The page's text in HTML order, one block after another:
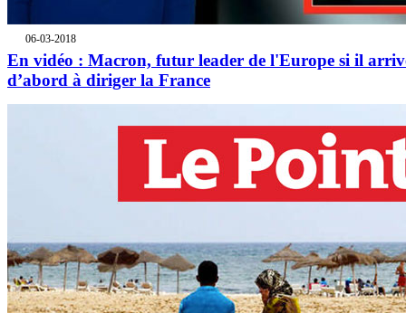
06-03-2018
En vidéo : Macron, futur leader de l'Europe si il
d’abord à diriger la France